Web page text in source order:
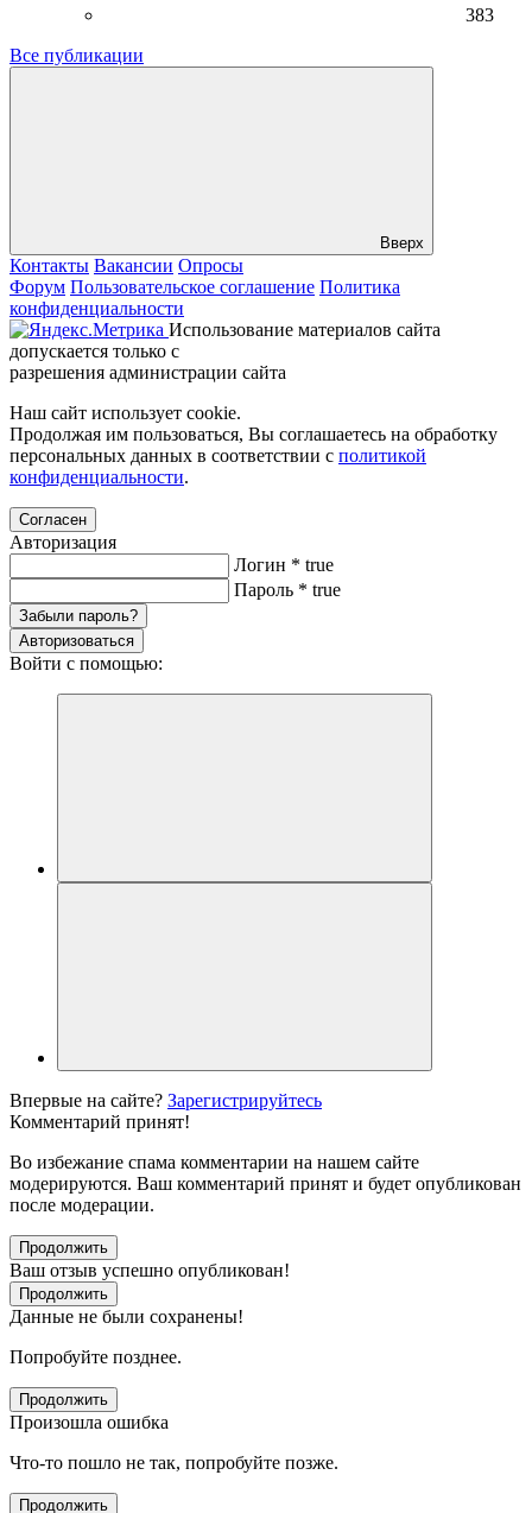
383
Все публикации
Вверх
Контакты Вакансии Опросы
Форум Пользовательское соглашение Политика
конфиденциальности
Использование материалов сайта
допускается только с
разрешения администрации сайта
Наш сайт использует cookie.
Продолжая им пользоваться, Вы соглашаетесь на обработку
персональных данных в соответствии с политикой
конфиденциальности.
Согласен
Авторизация
Логин * true
Пароль * true
Забыли пароль?
Авторизоваться
Войти с помощью:
Впервые на сайте? Зарегистрируйтесь
Комментарий принят!
Во избежание спама комментарии на нашем сайте
модерируются. Ваш комментарий принят и будет опубликован
после модерации.
Продолжить
Ваш отзыв успешно опубликован!
Продолжить
Данные не были сохранены!
Попробуйте позднее.
Продолжить
Произошла ошибка
Что-то пошло не так, попробуйте позже.
Продолжить